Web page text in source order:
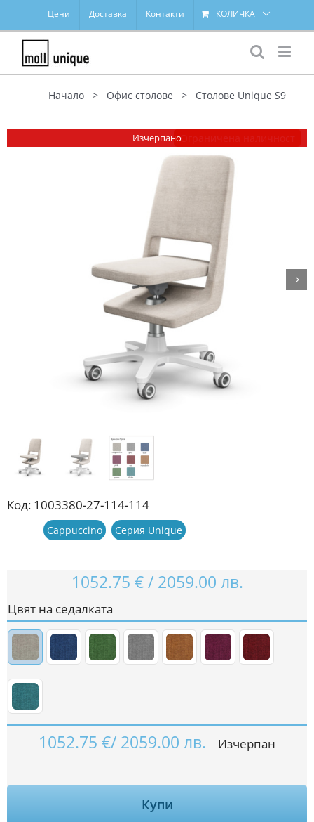
to
content
Цени Доставка Контакти КОЛИЧКА
Начало > Офис столове > Столове Unique S9
ИзчерпаноОграничена наличност
Код: 1003380-27-114-114
Cappuccino , Серия Unique
1052.75 € / 2059.00 лв.
Цвят на седалката
1052.75 €/ 2059.00 лв. Изчерпан
Купи